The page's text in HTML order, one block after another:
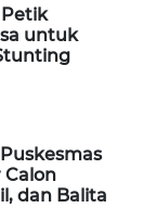
Petik
untuk
Calon
dan Balita